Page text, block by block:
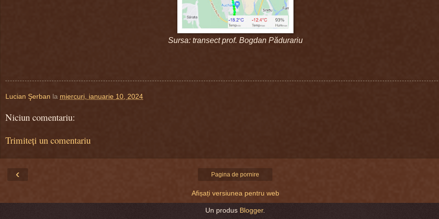
Sursa: transect prof. Bogdan Pădurariu
Lucian Şerban la miercuri, ianuarie 10, 2024
Niciun comentariu:
Trimiteți un comentariu
‹ Pagina de pornire
Afișați versiunea pentru web
Un produs Blogger.